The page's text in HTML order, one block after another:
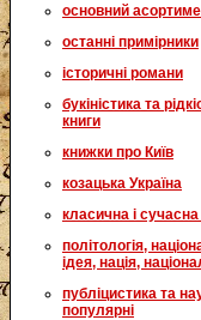
основний
останні примірники
історичні романи
букіністика та
книги
книжки про Київ
козацька Україна
класична і
політологія,
ідея, нація,
публіцистика та
популярні